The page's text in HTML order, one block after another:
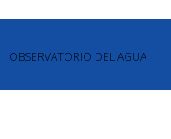
OBSERVATORIO DEL AGUA